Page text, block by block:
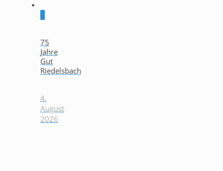
75
Jahre
Gut
Riedelsbach
4.
August
2026